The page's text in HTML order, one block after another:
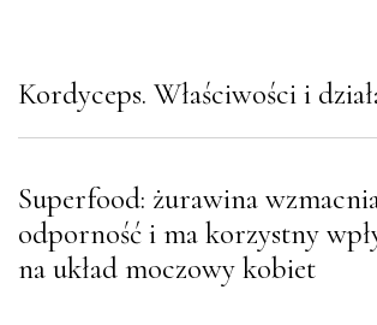
Kordyceps. Właściwości i
Superfood: żurawina
odporność i ma korzystny
na układ moczowy kobiet